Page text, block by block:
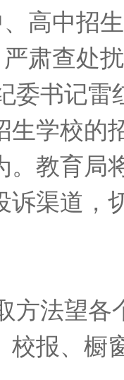
高中招
肃查处
委书记雷
生学校的
。教育局
诉渠道，
方法望各
校报、橱